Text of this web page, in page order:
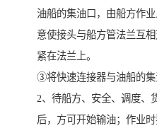
油船的集油口，由船方作
意使接头与船方管法兰互
紧在法兰上。
③将快速连接器与油船的集
2、待船方、安全、调度、
后，方可开始输油；作业